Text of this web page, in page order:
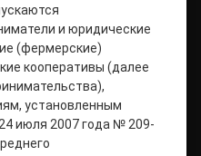
и юридические
(фермерские)
кооперативы (далее
установленным
июля 2007 года № 209-